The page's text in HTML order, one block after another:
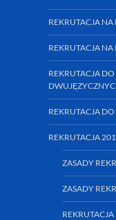
REKRUTACJA
REKRUTACJA
REKRUTACJA
REKRUTACJA
REKRUTACJA
ZASADY
ZASADY